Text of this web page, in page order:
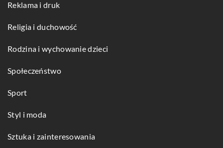
Reklama i druk
Religia i duchowość
Rodzina i wychowanie dzieci
Społeczeństwo
Sport
Styl i moda
Sztuka i zainteresowania